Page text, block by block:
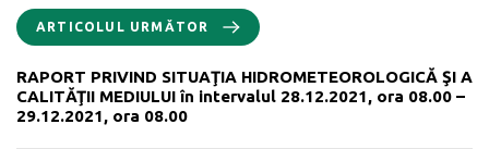
ARTICOLUL URMĂTOR
RAPORT PRIVIND SITUAŢIA HIDROMETEOROLOGICĂ ŞI A
CALITĂŢII MEDIULUI în intervalul 28.12.2021, ora 08.00 –
29.12.2021, ora 08.00